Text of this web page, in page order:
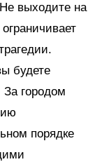
выходите на
будете
городом
порядке